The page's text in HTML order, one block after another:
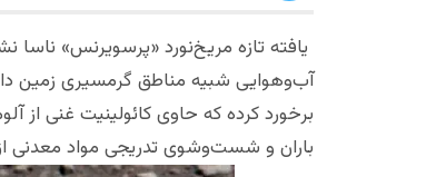
یافته تازه مریخ‌نورد «پرسویرنس» ناسا
آب‌وهوایی شبیه مناطق گرمسیری زمین
برخورد کرده که حاوی کائولینیت غنی از
باران و شست‌وشوی تدریجی مواد